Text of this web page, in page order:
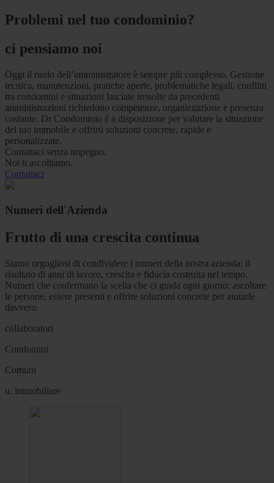
Problemi nel tuo condominio?
ci pensiamo noi
Oggi il ruolo dell’amministratore è sempre più complesso. Gestione
tecnica, manutenzioni, pratiche aperte, problematiche legali, conflitti
tra condomini e situazioni lasciate irrisolte da precedenti
amministrazioni richiedono competenze, organizzazione e presenza
costante. Dr Condominio è a disposizione per valutare la situazione
del tuo immobile e offrirti soluzioni concrete, rapide e
personalizzate.
Contattaci senza impegno.
Noi ti ascoltiamo.
Contattaci
Numeri dell'Azienda
Frutto di una crescita continua
Siamo orgogliosi di condividere i numeri della nostra azienda: il
risultato di anni di lavoro, crescita e fiducia costruita nel tempo.
Numeri che confermano la scelta che ci guida ogni giorno: ascoltare
le persone, essere presenti e offrire soluzioni concrete per aiutarle
davvero.
collaboratori
Condomini
Comuni
u. immobiliare